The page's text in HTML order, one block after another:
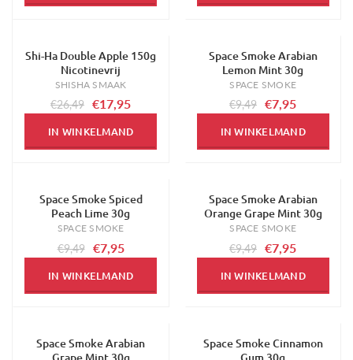
-32%
Shi-Ha Double Apple 150g
Nicotinevrij
SHISHA SMAAK
€26,49 €17,95
IN WINKELMAND
-16%
Space Smoke Arabian
Lemon Mint 30g
SPACE SMOKE
€9,49 €7,95
IN WINKELMAND
-16%Space Smoke Spiced
Peach Lime 30g
SPACE SMOKE
€9,49 €7,95
IN WINKELMAND
-16%
Space Smoke Arabian
Orange Grape Mint 30g
SPACE SMOKE
€9,49 €7,95
IN WINKELMAND
-16%
Space Smoke Arabian
Grape Mint 30g
-16%
Space Smoke Cinnamon
Gum 30g